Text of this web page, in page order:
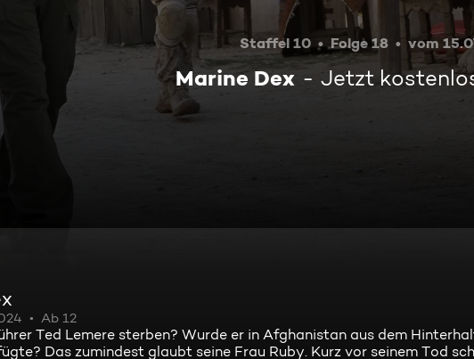
Staffel 10 Folge 18 vom
Marine Dex Jetzt
Ab 12
Ted Lemere sterben? Wurde er in Afghanistan aus dem
Das zumindest glaubt seine Frau Ruby. Kurz vor seinem Tod